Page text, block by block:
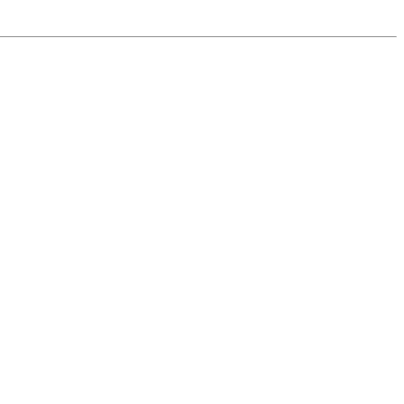
plăcut, imitând perfect diverse texturi, cum ar fi lemnul sau piatra, și
aplicarea panourilor se realizează fără necesitatea unor structuri
într-o varietate de stiluri și culori, aceste panouri permit
îmbinările colțurilor clădirilor. Aceste colțare, sub formă de blocuri,
estetic, cât și unul funcțional, oferind o tranziție armonioasă între
După montare, acestea sunt acoperite cu un strat protector ce le
moderne, cât și celor clasice.
nu doar că adaugă un aspect elegant și sofisticat, dar facilitează
din întreaga cameră.
și deschiderile de pe pereți sau tavane. De obicei, sunt realizate din
adeziv sau dibluri, fără a fi nevoie de unelte speciale. În plus, pot fi